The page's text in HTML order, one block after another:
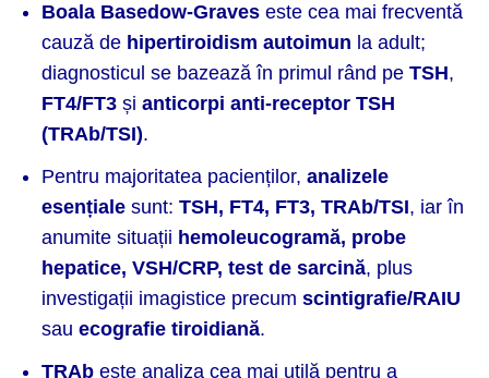
Boala Basedow-Graves este cea mai frecventă
cauză de hipertiroidism autoimun la adult;
diagnosticul se bazează în primul rând peTSH,
FT4/FT3 șianticorpi anti-receptor TSH
(TRAb/TSI).
Pentru majoritatea pacienților,analizele
esențiale sunt:TSH, FT4, FT3, TRAb/TSI, iar în
anumite situații hemoleucogramă, probe
hepatice, VSH/CRP, test de sarcină, plus
investigații imagistice precumscintigrafie/RAIU
sauecografie tiroidiană.
TRAb este analiza cea mai utilă pentru a